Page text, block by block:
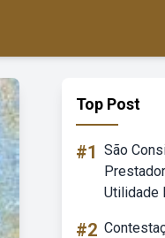
Top Post
#1 São
Utilidade
#2